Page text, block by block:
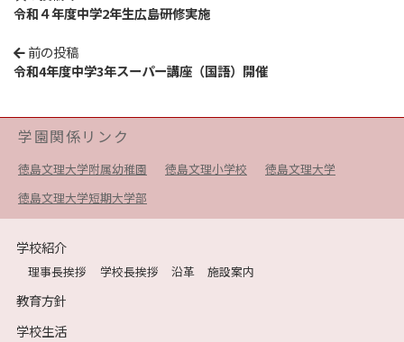
前の投稿
令和4年度中学3年スーパー講座（国語）開催
令和４年度中学2年生広島研修実施
学園関係リンク
徳島文理大学附属幼稚園 徳島文理小学校
徳島文理大学
徳島文理大学短期大学部
学校紹介
理事長挨拶 学校長挨拶 沿革 施設案内
教育方針
学校生活